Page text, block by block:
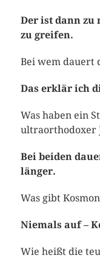
Der ist dann zu
zu greifen.
Bei wem dauert
Das erklär ich
Was haben ein
ultraorthodoxer
Bei beiden
länger.
Was gibt
Niemals auf –
Wie heißt die